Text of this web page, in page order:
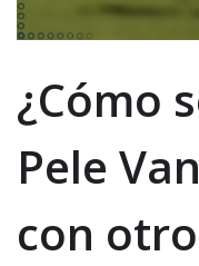
¿Cómo
Pele
con